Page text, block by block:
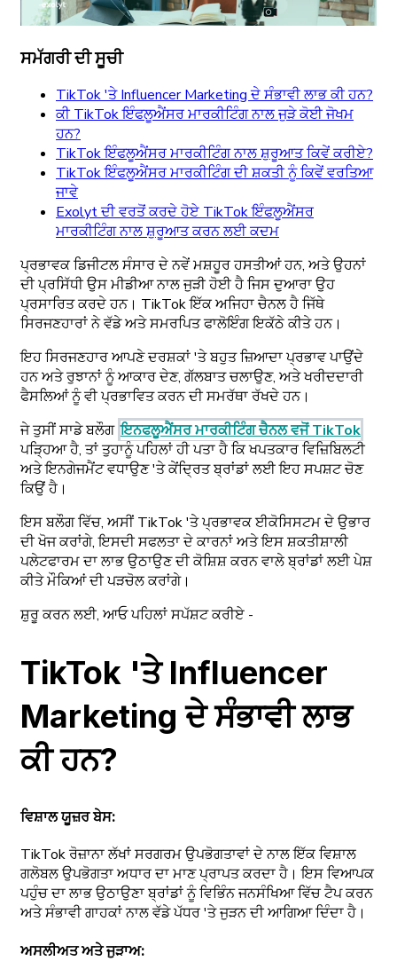
ਸਮੱਗਰੀ ਦੀ ਸੂਚੀ
TikTok 'ਤੇ Influencer Marketing ਦੇ ਸੰਭਾਵੀ ਲਾਭ ਕੀ ਹਨ?
ਕੀ TikTok ਇੰਫਲੂਐਂਸਰ ਮਾਰਕੀਟਿੰਗ ਨਾਲ ਜੁੜੇ ਕੋਈ ਜੋਖਮ
ਹਨ?
TikTok ਇੰਫਲੂਐਂਸਰ ਮਾਰਕੀਟਿੰਗ ਨਾਲ ਸ਼ੁਰੂਆਤ ਕਿਵੇਂ ਕਰੀਏ?
TikTok ਇੰਫਲੂਐਂਸਰ ਮਾਰਕੀਟਿੰਗ ਦੀ ਸ਼ਕਤੀ ਨੂੰ ਕਿਵੇਂ ਵਰਤਿਆ
ਜਾਵੇ
Exolyt ਦੀ ਵਰਤੋਂ ਕਰਦੇ ਹੋਏ TikTok ਇੰਫਲੂਐਂਸਰ
ਮਾਰਕੀਟਿੰਗ ਨਾਲ ਸ਼ੁਰੂਆਤ ਕਰਨ ਲਈ ਕਦਮ
ਪ੍ਰਭਾਵਕ ਡਿਜੀਟਲ ਸੰਸਾਰ ਦੇ ਨਵੇਂ ਮਸ਼ਹੂਰ ਹਸਤੀਆਂ ਹਨ, ਅਤੇ ਉਹਨਾਂ
ਦੀ ਪ੍ਰਸਿੱਧੀ ਉਸ ਮੀਡੀਆ ਨਾਲ ਜੁੜੀ ਹੋਈ ਹੈ ਜਿਸ ਦੁਆਰਾ ਉਹ
ਪ੍ਰਸਾਰਿਤ ਕਰਦੇ ਹਨ। TikTok ਇੱਕ ਅਜਿਹਾ ਚੈਨਲ ਹੈ ਜਿੱਥੇ
ਸਿਰਜਣਹਾਰਾਂ ਨੇ ਵੱਡੇ ਅਤੇ ਸਮਰਪਿਤ ਫਾਲੋਇੰਗ ਇਕੱਠੇ ਕੀਤੇ ਹਨ।
ਇਹ ਸਿਰਜਣਹਾਰ ਆਪਣੇ ਦਰਸ਼ਕਾਂ 'ਤੇ ਬਹੁਤ ਜ਼ਿਆਦਾ ਪ੍ਰਭਾਵ ਪਾਉਂਦੇ
ਹਨ ਅਤੇ ਰੁਝਾਨਾਂ ਨੂੰ ਆਕਾਰ ਦੇਣ, ਗੱਲਬਾਤ ਚਲਾਉਣ, ਅਤੇ ਖਰੀਦਦਾਰੀ
ਫੈਸਲਿਆਂ ਨੂੰ ਵੀ ਪ੍ਰਭਾਵਿਤ ਕਰਨ ਦੀ ਸਮਰੱਥਾ ਰੱਖਦੇ ਹਨ।
ਜੇ ਤੁਸੀਂ ਸਾਡੇ ਬਲੌਗ ਇਨਫਲੂਐਂਸਰ ਮਾਰਕੀਟਿੰਗ ਚੈਨਲ ਵਜੋਂ TikTok
ਪੜ੍ਹਿਆ ਹੈ, ਤਾਂ ਤੁਹਾਨੂੰ ਪਹਿਲਾਂ ਹੀ ਪਤਾ ਹੈ ਕਿ ਖਪਤਕਾਰ ਵਿਜ਼ਿਬਿਲਟੀ
ਅਤੇ ਇਨਗੇਜਮੈਂਟ ਵਧਾਉਣ 'ਤੇ ਕੇਂਦ੍ਰਿਤ ਬ੍ਰਾਂਡਾਂ ਲਈ ਇਹ ਸਪਸ਼ਟ ਚੋਣ
ਕਿਉਂ ਹੈ।
ਇਸ ਬਲੌਗ ਵਿੱਚ, ਅਸੀਂ TikTok 'ਤੇ ਪ੍ਰਭਾਵਕ ਈਕੋਸਿਸਟਮ ਦੇ ਉਭਾਰ
ਦੀ ਖੋਜ ਕਰਾਂਗੇ, ਇਸਦੀ ਸਫਲਤਾ ਦੇ ਕਾਰਨਾਂ ਅਤੇ ਇਸ ਸ਼ਕਤੀਸ਼ਾਲੀ
ਪਲੇਟਫਾਰਮ ਦਾ ਲਾਭ ਉਠਾਉਣ ਦੀ ਕੋਸ਼ਿਸ਼ ਕਰਨ ਵਾਲੇ ਬ੍ਰਾਂਡਾਂ ਲਈ ਪੇਸ਼
ਕੀਤੇ ਮੌਕਿਆਂ ਦੀ ਪੜਚੋਲ ਕਰਾਂਗੇ।
ਸ਼ੁਰੂ ਕਰਨ ਲਈ, ਆਓ ਪਹਿਲਾਂ ਸਪੱਸ਼ਟ ਕਰੀਏ -
TikTok 'ਤੇ Influencer
Marketing ਦੇ ਸੰਭਾਵੀ ਲਾਭ
ਕੀ ਹਨ?
ਵਿਸ਼ਾਲ ਯੂਜ਼ਰ ਬੇਸ:
TikTok ਰੋਜ਼ਾਨਾ ਲੱਖਾਂ ਸਰਗਰਮ ਉਪਭੋਗਤਾਵਾਂ ਦੇ ਨਾਲ ਇੱਕ ਵਿਸ਼ਾਲ
ਗਲੋਬਲ ਉਪਭੋਗਤਾ ਅਧਾਰ ਦਾ ਮਾਣ ਪ੍ਰਾਪਤ ਕਰਦਾ ਹੈ। ਇਸ ਵਿਆਪਕ
ਪਹੁੰਚ ਦਾ ਲਾਭ ਉਠਾਉਣਾ ਬ੍ਰਾਂਡਾਂ ਨੂੰ ਵਿਭਿੰਨ ਜਨਸੰਖਿਆ ਵਿੱਚ ਟੈਪ ਕਰਨ
ਅਤੇ ਸੰਭਾਵੀ ਗਾਹਕਾਂ ਨਾਲ ਵੱਡੇ ਪੱਧਰ 'ਤੇ ਜੁੜਨ ਦੀ ਆਗਿਆ ਦਿੰਦਾ ਹੈ।
ਅਸਲੀਅਤ ਅਤੇ ਜੁੜਾਅ: